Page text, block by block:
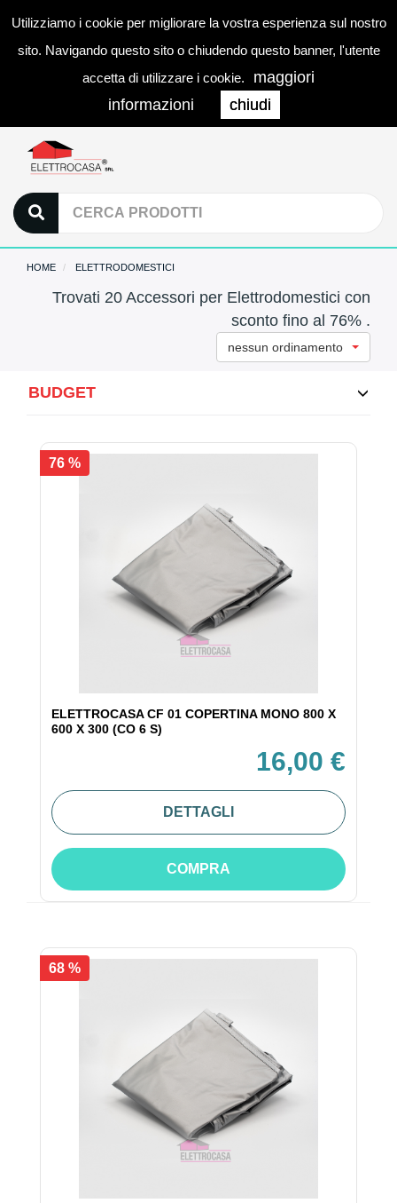
Utilizziamo i cookie per migliorare la vostra esperienza sul nostro
sito. Navigando questo sito o chiudendo questo banner, l'utente
accetta di utilizzare i cookie.
maggiori
informazioni
chiudi
0
HOME ELETTRODOMESTICI
Trovati 20 Accessori per Elettrodomestici con
sconto fino al 76% .
nessun ordinamento
BUDGET
76 %
ELETTROCASA CF 01 COPERTINA MONO 800 X
600 X 300 (CO 6 S)
16,00 €
DETTAGLI
COMPRA
68 %